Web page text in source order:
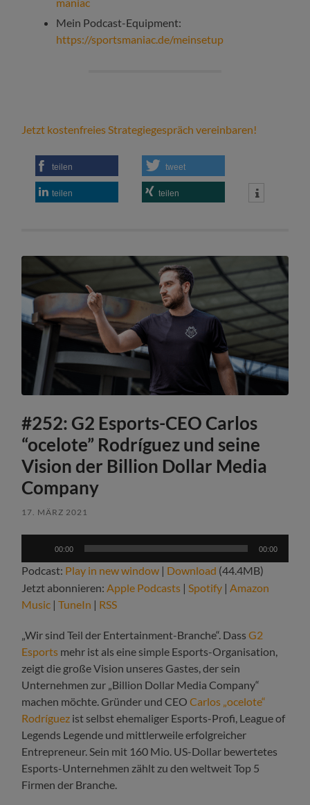
Mein Podcast-Equipment:
https://sportsmaniac.de/meinsetup
Jetzt kostenfreies Strategiegespräch vereinbaren!
teilen tweet
teilen teilen
#252: G2 Esports-CEO Carlos
“ocelote” Rodríguez und seine
Vision der Billion Dollar Media
Company
17. MÄRZ 2021
00:00 00:00
Podcast: Play in new window | Download (44.4MB)
Jetzt abonnieren: Apple Podcasts | Spotify | Amazon
Music |TuneIn | RSS
„Wir sind Teil der Entertainment-Branche“. DassG2
Esports mehr ist als eine simple Esports-Organisation,
zeigt die große Vision unseres Gastes, der sein
Unternehmen zur „Billion Dollar Media Company“
machen möchte. Gründer und CEOCarlos „ocelote“
Rodríguez ist selbst ehemaliger Esports-Profi, League of
Legends Legende und mittlerweile erfolgreicher
Entrepreneur. Sein mit 160 Mio. US-Dollar bewertetes
Esports-Unternehmen zählt zu den weltweit Top 5
Firmen der Branche.